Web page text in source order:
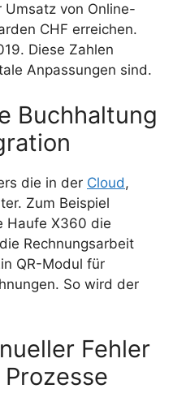
von Online-
CHF erreichen.
Diese Zahlen
Anpassungen sind.
Buchhaltung
die in der Cloud,
Zum Beispiel
Haufe X360 die
Rechnungsarbeit
QR-Modul für
So wird der
Fehler